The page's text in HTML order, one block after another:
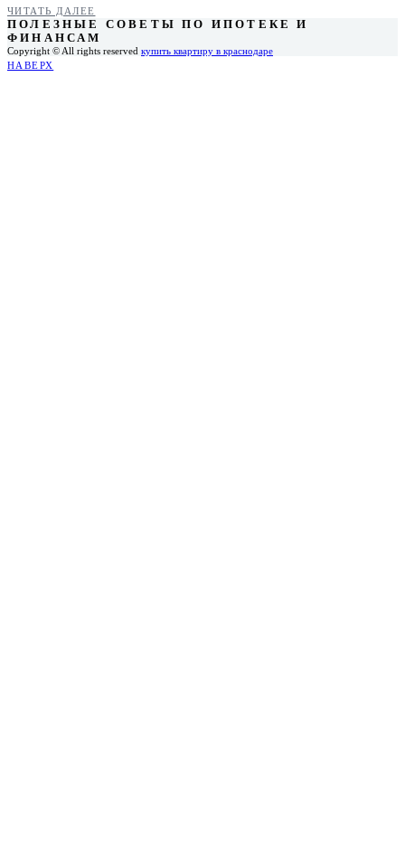
ЧИТАТЬ ДАЛЕЕ
ПОЛЕЗНЫЕ СОВЕТЫ ПО ИПОТЕКЕ И
ФИНАНСАМ
Copyright © All rights reserved купить квартиру в краснодаре
НАВЕРХ